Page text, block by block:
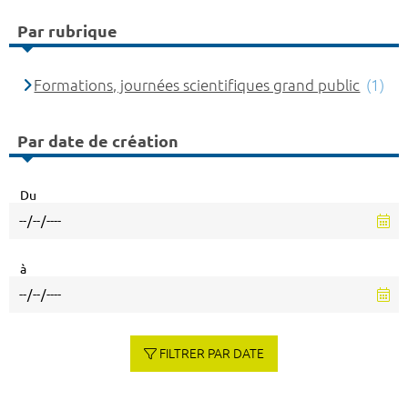
Par rubrique
Formations, journées scientifiques grand public (1)
Par date de création
Du
à
FILTRER PAR DATE